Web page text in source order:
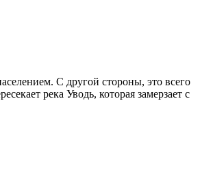
С другой стороны, это всего
река Уводь, которая замерзает с